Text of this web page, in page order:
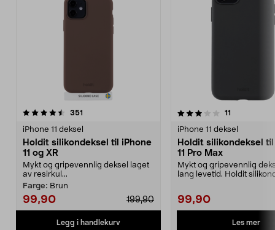
351
iPhone 11 deksel
Holdit silikondeksel til iPhone
11 og XR
Mykt og gripevennlig deksel laget
av resirkul...
Farge: Brun
99,90 199,90
Legg i handlekurv
3.5 av 5 stjerner 11
iPhone 11 deksel
Holdit silikondeksel til
11 Pro Max
Mykt og gripevennlig
lang levetid. Holdit
99,90
Les mer
4.5 av 5 stjerner